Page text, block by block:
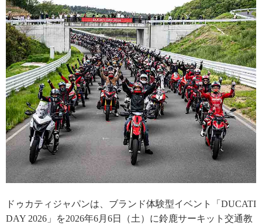
ドゥカティジャパンは、ブランド体験型イベント「DUCATI
DAY 2026」を2026年6月6日（土）に鈴鹿サーキット交通教